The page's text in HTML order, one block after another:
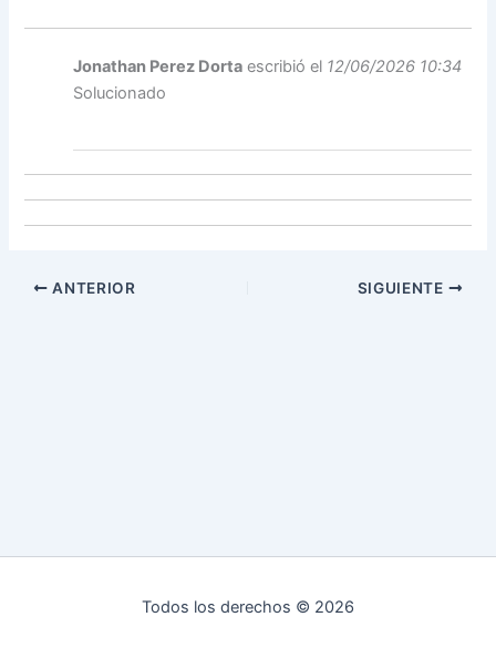
Jonathan Perez Dorta escribió el 12/06/2026 10:34
Solucionado
ANTERIOR SIGUIENTE
Todos los derechos © 2026